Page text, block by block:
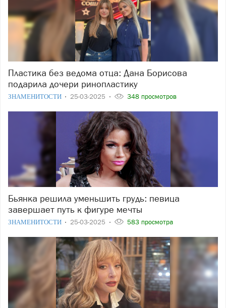
Пластика без ведома отца: Дана Борисова
подарила дочери ринопластику
ЗНАМЕНИТОСТИ 25-03-2025 348 просмотров
Бьянка решила уменьшить грудь: певица
завершает путь к фигуре мечты
ЗНАМЕНИТОСТИ 25-03-2025 583 просмотра